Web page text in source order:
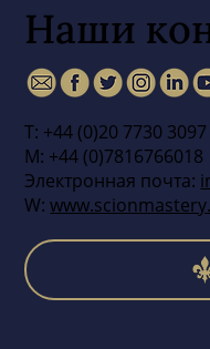
Наши
Т: +44 (0)20 7730 3097
М: +44 (0)7816766018
Электронная почта:
W: